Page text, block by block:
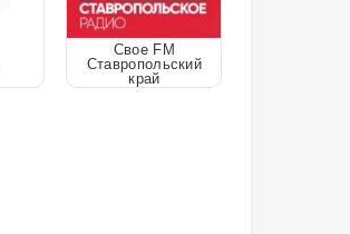
Свое FM
Ставропольский
край